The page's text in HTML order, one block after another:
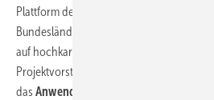
Plattform der Wasserstoff-Netzwerke aus
Bundesländern, rückt näher. Freuen
auf hochkarätige Referent:innen,
Projektvorstellungen, eine exklusive
das Anwendungszentrum Wasserstoff